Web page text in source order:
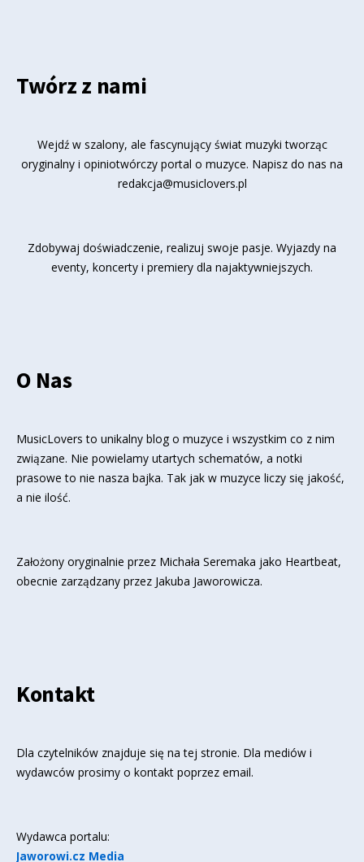
Twórz z nami
Wejdź w szalony, ale fascynujący świat muzyki tworząc
oryginalny i opiniotwórczy portal o muzyce. Napisz do nas na
redakcja@musiclovers.pl
Zdobywaj doświadczenie, realizuj swoje pasje. Wyjazdy na
eventy, koncerty i premiery dla najaktywniejszych.
O Nas
MusicLovers to unikalny blog o muzyce i wszystkim co z nim
związane. Nie powielamy utartych schematów, a notki
prasowe to nie nasza bajka. Tak jak w muzyce liczy się jakość,
a nie ilość.
Założony oryginalnie przez Michała Seremaka jako Heartbeat,
obecnie zarządzany przez Jakuba Jaworowicza.
Kontakt
Dla czytelników znajduje się na tej stronie. Dla mediów i
wydawców prosimy o kontakt poprzez email.
Wydawca portalu:
Jaworowi.cz Media